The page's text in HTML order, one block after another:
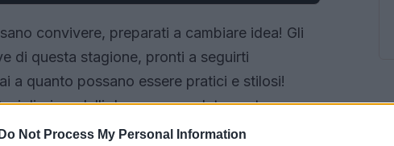
Do Not Process My Personal Information
convivere, preparati a cambiare idea! Gli
di questa stagione, pronti a seguirti
a quanto possano essere pratici e stilosi!
modelli da avere assolutamente.